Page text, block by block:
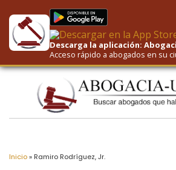
AI-
Inicio» Ramiro Rodríguez, Jr.
Descarga la aplicación:
Acceso rápido a abogados en su